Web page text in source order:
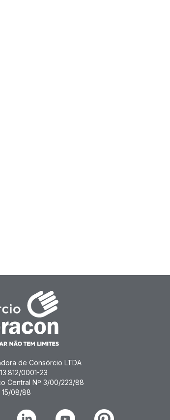
de Consórcio LTDA
0001-23
Central Nº 3/00/223/88
15/08/88
Linkedin Youtube Pinterest